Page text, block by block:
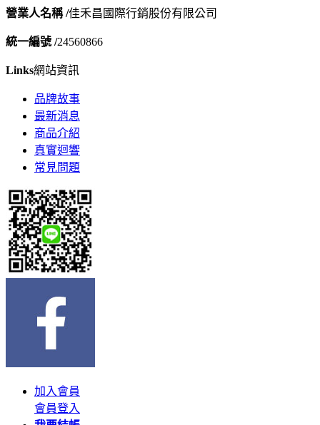
營業人名稱 /佳禾昌國際行銷股份有限公司
統一編號 /24560866
Links網站資訊
品牌故事
最新消息
商品介紹
真實迴響
常見問題
加入會員
會員登入